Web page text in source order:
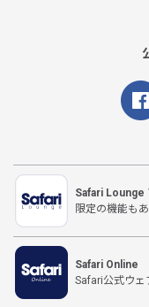
Safari Lounge
限定の機能も
Safari Online
Safari公式ウェ